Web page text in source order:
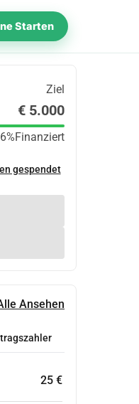
Starten
Ziel
€ 5.000
Finanziert
gespendet
Ansehen
25 €